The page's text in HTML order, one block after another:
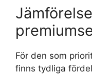
För den som
finns tydliga